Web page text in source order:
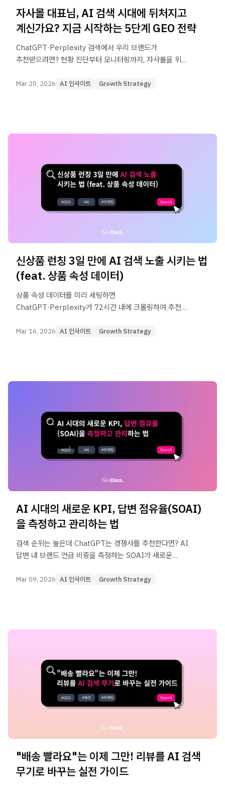
자사몰 대표님, AI 검색 시대에 뒤처지고
계신가요? 지금 시작하는 5단계 GEO 전략
ChatGPT·Perplexity 검색에서 우리 브랜드가
추천받으려면? 현황 진단부터 모니터링까지, 자사몰을 위한
Mar 20, 2026 AI 인사이트 Growth Strategy
신상품 런칭 3일 만에 AI 검색 노출 시키는 법
(feat. 상품 속성 데이터)
상품 속성 데이터를 미리 세팅하면
ChatGPT·Perplexity가 72시간 내에 크롤링하여 추천
Mar 16, 2026 AI 인사이트 Growth Strategy
AI 시대의 새로운 KPI, 답변 점유율(SOAI)
을 측정하고 관리하는 법
검색 순위는 높은데 ChatGPT는 경쟁사를 추천한다면? AI
답변 내 브랜드 언급 비중을 측정하는 SOAI가 새로운
Mar 09, 2026 AI 인사이트 Growth Strategy
"배송 빨라요"는 이제 그만! 리뷰를 AI 검색
무기로 바꾸는 실전 가이드